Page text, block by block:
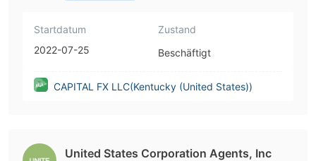
Startdatum
2022-07-25
Zustand
Beschäftigt
CAPITAL FX LLC(Kentucky (United States))
United States Corporation Agents, Inc